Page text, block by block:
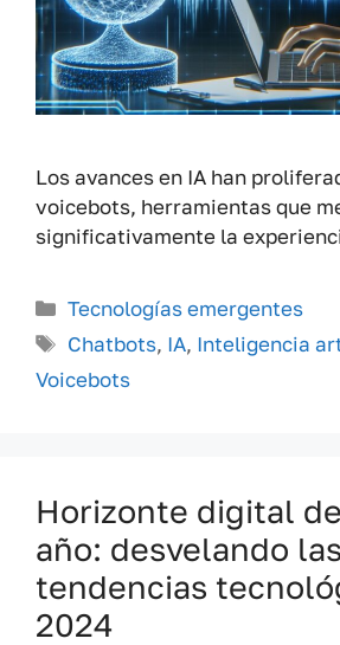
Los avances en IA han
voicebots, herramientas que
significativamente la
Categorías
Tecnologías emergentes
Etiquetas
Chatbots, IA, Inteligencia
Voicebots
Horizonte digital
año: desvelando las
tendencias
2024